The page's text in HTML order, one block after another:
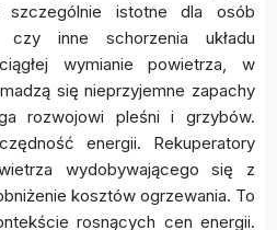
istotne dla osób
inne schorzenia układu
wymianie powietrza, w
się nieprzyjemne zapachy
rozwojowi pleśni i grzybów.
energii. Rekuperatory
wydobywającego się z
kosztów ogrzewania. To
rosnących cen energii.